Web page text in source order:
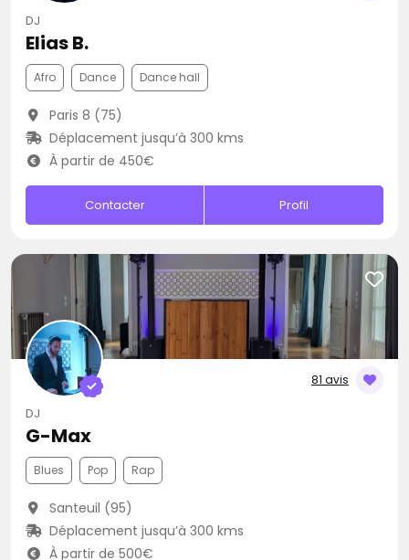
DJ
Elias B.
Afro Dance Dance hall
Paris 8 (75)
Déplacement jusqu’à 300 kms
À partir de 450€
Contacter Profil
81 avis
DJ
G-Max
Blues Pop Rap
Santeuil (95)
Déplacement jusqu’à 300 kms
À partir de 500€